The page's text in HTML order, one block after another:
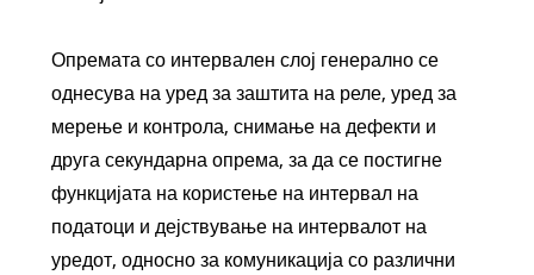
Опремата со интервален слој генерално се
однесува на уред за заштита на реле, уред за
мерење и контрола, снимање на дефекти и
друга секундарна опрема, за да се постигне
функцијата на користење на интервал на
податоци и дејствување на интервалот на
уредот, односно за комуникација со различни